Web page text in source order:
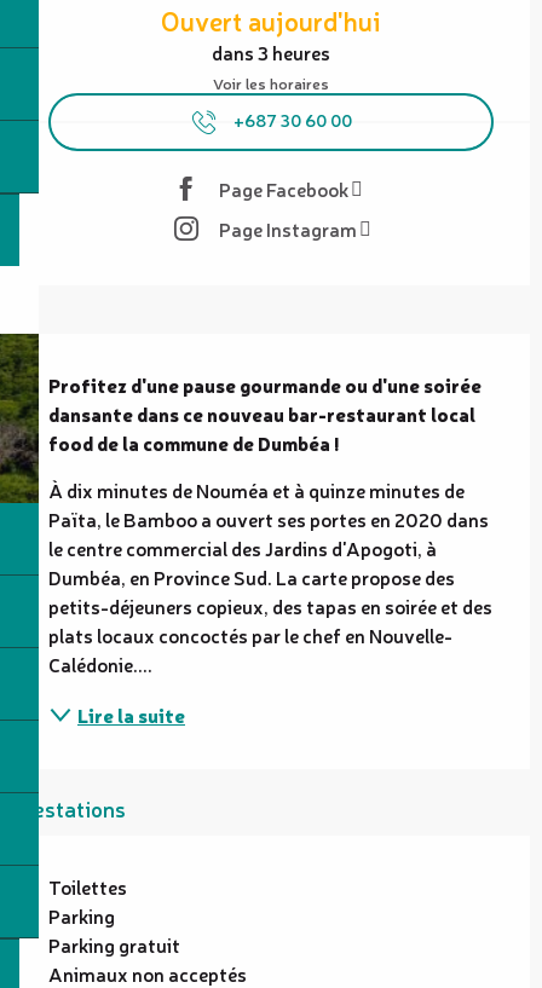
Ouvert aujourd'hui
dans 3 heures
Voir les horaires
+687 30 60 00
Page Facebook
Page Instagram
Description
Profitez d'une pause gourmande ou d'une soirée
dansante dans ce nouveau bar-restaurant local
food de la commune de Dumbéa !
À dix minutes de Nouméa et à quinze minutes de
Païta, le Bamboo a ouvert ses portes en 2020 dans
le centre commercial des Jardins d'Apogoti, à
Dumbéa, en Province Sud. La carte propose des
petits-déjeuners copieux, des tapas en soirée et des
plats locaux concoctés par le chef en Nouvelle-
Calédonie....
Lire la suite
Prestations
Toilettes
Parking
Parking gratuit
Animaux non acceptés